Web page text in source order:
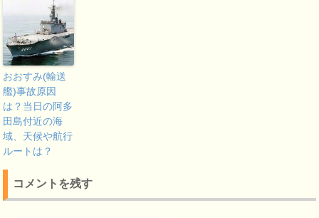
おおすみ(輸送
艦)事故原因
は？当日の阿多
田島付近の海
域、天候や航行
ルートは？
コメントを残す